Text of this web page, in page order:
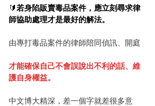
🔰若身陷販賣毒品案件，應立刻尋求律
師協助處理才是最好的解法。
由專打毒品案件的律師陪同偵訊、開庭
才能確保自己不會誤說出不利的話、維
護自身權益。
中文博大精深，差一個字就差很多意